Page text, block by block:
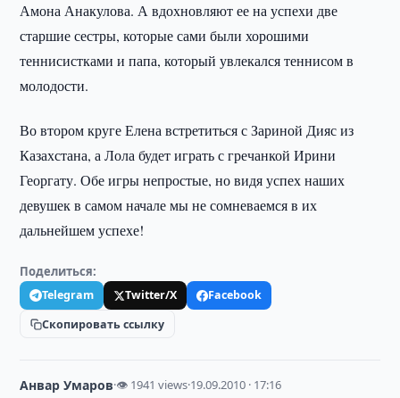
Амона Анакулова. А вдохновляют ее на успехи две
старшие сестры, которые сами были хорошими
теннисистками и папа, который увлекался теннисом в
молодости.
Во втором круге Елена встретиться с Зариной Дияс из
Казахстана, а Лола будет играть с гречанкой Ирини
Георгату. Обе игры непростые, но видя успех наших
девушек в самом начале мы не сомневаемся в их
дальнейшем успехе!
Поделиться:
Telegram Twitter/X
Facebook
Скопировать ссылку
Анвар Умаров·👁 1941 views·19.09.2010 · 17:16